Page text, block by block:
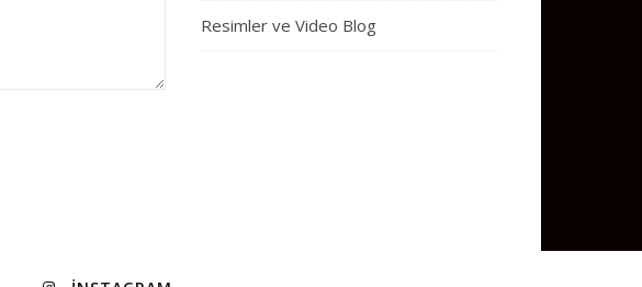
Resimler ve Video Blog